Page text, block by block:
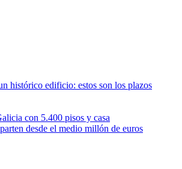
histórico edificio: estos son los plazos
con 5.400 pisos y casa
desde el medio millón de euros